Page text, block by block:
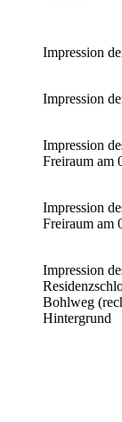
Impression
Impression
Impression
Freiraum am
Impression
Freiraum am
Impression
Bohlweg
Hintergrund